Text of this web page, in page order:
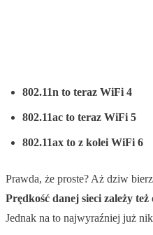
802.11n to teraz WiFi 4
802.11ac to teraz WiFi 5
802.11ax to z kolei WiFi 6
Prawda, że proste? Aż dziw
Prędkość danej sieci zależy
Jednak na to najwyraźniej już